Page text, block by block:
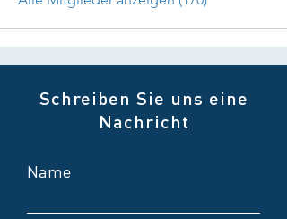
Schreiben Sie uns eine
Nachricht
Name